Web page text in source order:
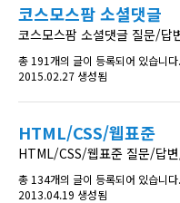
코스모스팜 소셜댓글
코스모스팜 소셜댓글 질문/답
총 191개의 글이 등록되어 있습니다.
2015.02.27 생성됨
HTML/CSS/웹표준
HTML/CSS/웹표준 질문/답
총 134개의 글이 등록되어 있습니다.
2013.04.19 생성됨